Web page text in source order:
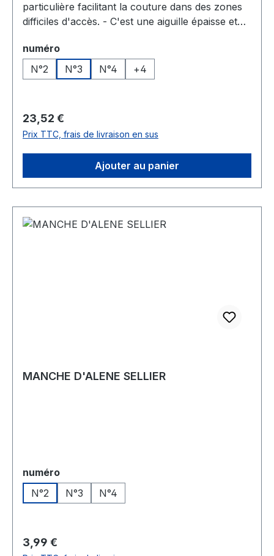
particulière facilitant la couture dans des zones
difficiles d'accès. - C'est une aiguille épaisse et
d'aiguille6.959.2 2° 32mm 1mm6.959.2.5 2°
1/2 40mm 1mm6.959.3 3° 48mm
1.4mm6.959.4 4° 68mm 1.5mm6.959.5 5°
124mm 2mmREF. 5135
Sélectionnez
numéro
N°2
N°3 N°4 +4
Prix régulier :
23,52 €
Prix TTC, frais de livraison en sus
Ajouter au panier
MANCHE D'ALENE SELLIER
Sélectionnez
numéro
N°2
N°3 N°4
Prix régulier :
3,99 €